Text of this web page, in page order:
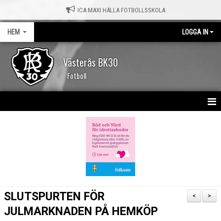
ICA MAXI HÄLLA FOTBOLLSSKOLA
HEM LOGGA IN
Västerås BK30
Fotboll
OM KLUBBEN
>
<
SLUTSPURTEN FÖR
JULMARKNADEN PÅ HEMKÖP